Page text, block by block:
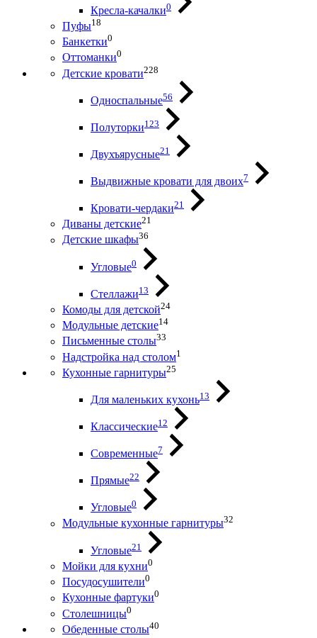
Кресла-качалки0
Пуфы18
Банкетки0
Оттоманки0
Детские кровати228
Односпальные56
Полуторки123
Двухъярусные21
Выдвижные кровати для двоих7
Кровати-чердаки21
Диваны детские21
Детские шкафы36
Угловые0
Стеллажи13
Комоды для детской24
Модульные детские14
Письменные столы33
Надстройка над столом1
Кухонные гарнитуры25
Для маленьких кухонь13
Классические12
Современные7
Прямые22
Угловые0
Модульные кухонные гарнитуры32
Угловые21
Мойки для кухни0
Посудосушители0
Кухонные фартуки0
Столешницы0
Обеденные столы40